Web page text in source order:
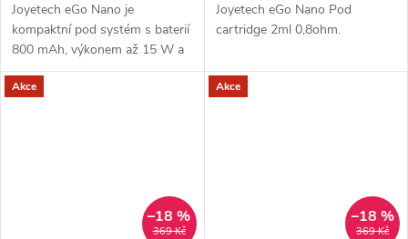
Joyetech eGo Nano je
kompaktní pod systém s baterií
800 mAh, výkonem až 15 W a
2 ml cartridgemi. Nabízí
jednoduché MTL vapování bez
Joyetech eGo Nano Pod
cartridge 2ml 0,8ohm.
Akce
369 Kč
–18 %
Akce
369 Kč
–18 %